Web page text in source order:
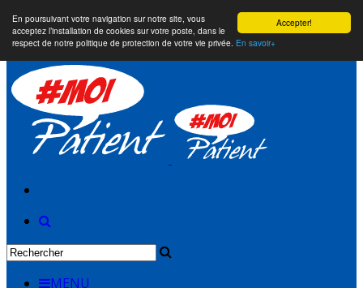
Accepter!
En poursuivant votre navigation sur notre site, vous
acceptez l’installation de cookies sur votre poste, dans le
respect de notre politique de protection de votre vie privée. En savoir+
MENU